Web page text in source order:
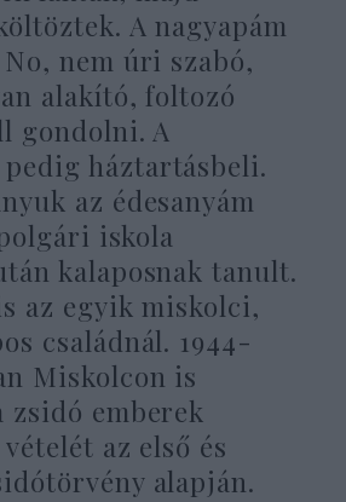
A nagyapám
nem úri szabó,
alakító, foltozó
gondolni. A
pedig háztartásbeli.
az édesanyám
iskola
kalaposnak tanult.
az egyik miskolci,
családnál. 1944-
Miskolcon is
zsidó emberek
az első és
alapján.